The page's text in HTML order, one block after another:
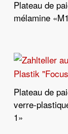
Lire La
Plateau de
mélamine
Lire La
Plateau de
verre-
1»